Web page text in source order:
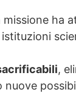
missione ha
istituzioni
,
nuove